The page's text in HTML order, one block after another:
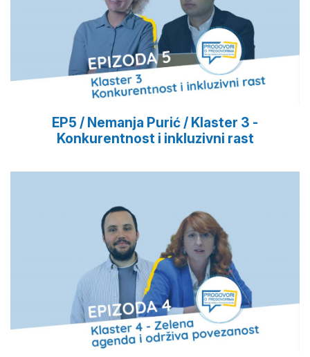
EP5 / Nemanja Purić / Klaster 3 -
Konkurentnost i inkluzivni rast